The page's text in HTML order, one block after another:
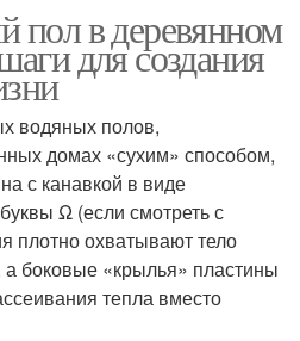
пол в деревянном
для создания
водяных полов,
домах «сухим» способом,
с канавкой в виде
Ω (если смотреть с
плотно охватывают тело
боковые «крылья» пластины
тепла вместо